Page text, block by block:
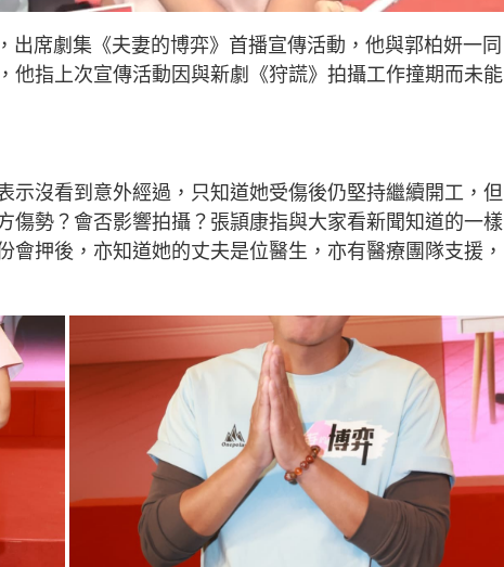
席劇集《夫妻的博弈》首播宣傳活動，他與郭柏妍一同
他指上次宣傳活動因與新劇《狩謊》拍攝工作撞期而未能
示沒看到意外經過，只知道她受傷後仍堅持繼續開工，但
傷勢？會否影響拍攝？張頴康指與大家看新聞知道的一樣
押後，亦知道她的丈夫是位醫生，亦有醫療團隊支援，